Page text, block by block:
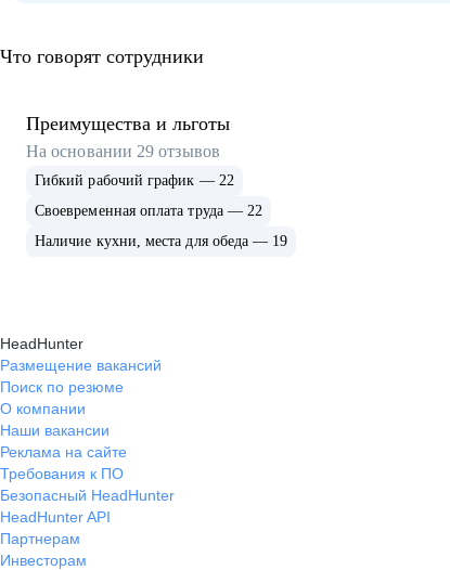
Что говорят сотрудники
Преимущества и льготы
На основании 29 отзывов
Гибкий рабочий график — 22
Своевременная оплата труда — 22
Наличие кухни, места для обеда — 19
HeadHunter
Размещение вакансий
Поиск по резюме
О компании
Наши вакансии
Реклама на сайте
Требования к ПО
Безопасный HeadHunter
HeadHunter API
Партнерам
Инвесторам